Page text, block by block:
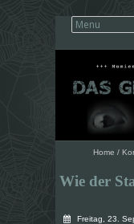
Home /
Wie der
Freitag, 23.